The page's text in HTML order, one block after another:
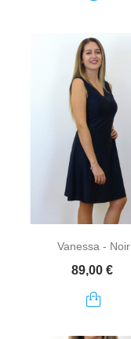
Vanessa - Noir
Prix
89,00 €